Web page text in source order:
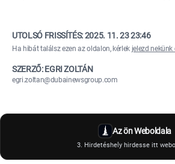
UTOLSÓ FRISSÍTÉS:2025. 11. 23 23:46
Ha hibát találsz ezen az oldalon, kérlek jelezd nekünk
SZERZŐ: EGRI ZOLTÁN
egri.zoltan@dubainewsgroup.com
Az ön Weboldala
3. Hirdetéshely hirdesse itt